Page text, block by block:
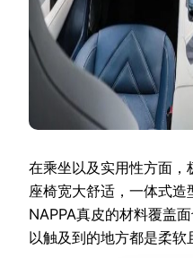
在乘坐以及实用性方面，
座椅宽大舒适，一体式造
NAPPA真皮的材料覆盖
以触及到的地方都是柔软